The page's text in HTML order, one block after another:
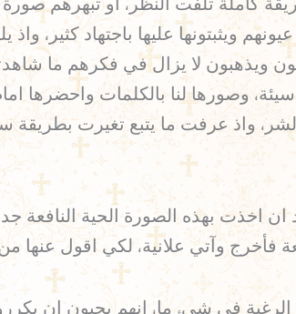
كاملة تلفت النظر، او تبهرهم صورة
ويثبتونها عليها باجتهاد كثير،
ويذهبون لا يزال في فكرهم ما
وصورها لنا بالكلمات واحضرها
واذ عرفت ما يتبع تغيرت بطريقة
اخذت بهذه الصورة الحية النافعة
فأخرج وآتي علانية، لكي اقول عنها